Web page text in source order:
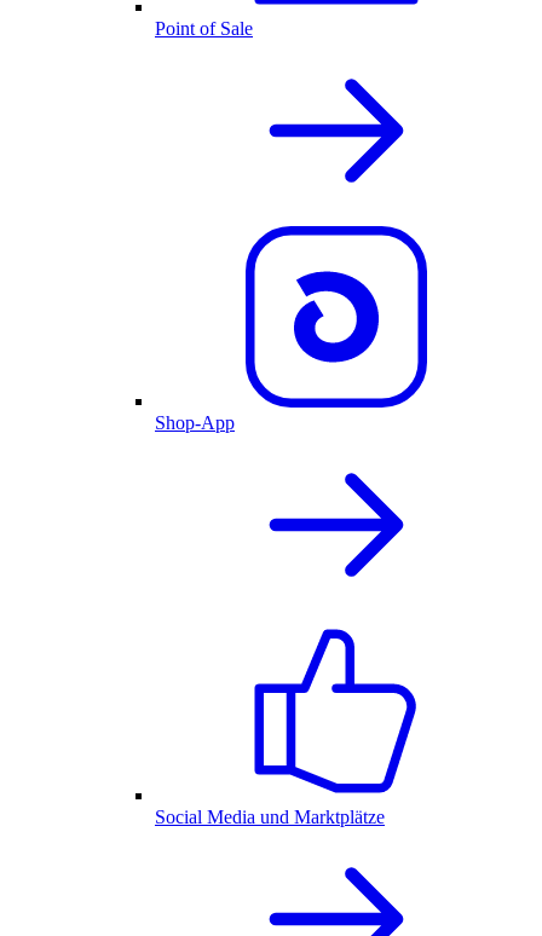
Point of Sale
Shop-App
Social Media und Marktplätze